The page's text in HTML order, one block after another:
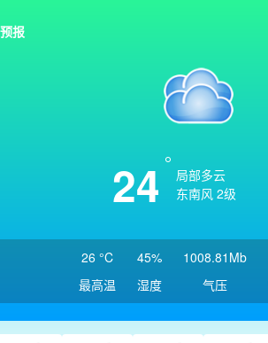
报
24
局部多云
东南风 2级
26 °C
最高温
45%
湿度
1008.81Mb
气压